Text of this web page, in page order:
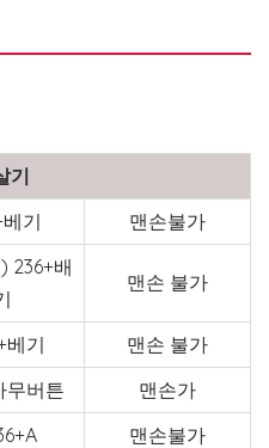
기
기 맨손불가
236+배
맨손 불가
베기
맨손 불가
무버튼
맨손가
맨손불가